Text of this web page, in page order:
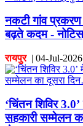
नकटी गांव प्रकरण
बढ़ते कदम -
रायपुर| 04-Jul-2026
‘चिंतन शिविर
सहकारी सम्मेलन